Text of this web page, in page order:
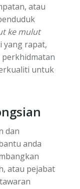
atau
ke mulut
yang rapat,
untuk
dan
anda
atau pejabat